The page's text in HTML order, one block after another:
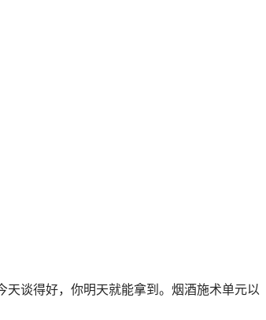
谈得好，你明天就能拿到。烟酒施术单元以